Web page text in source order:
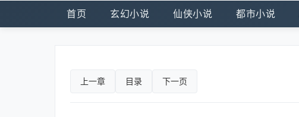
首页 玄幻小说 仙侠小说 都市小说
上一章 目录 下一页